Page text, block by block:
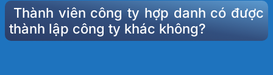
Thành viên công ty hợp danh có được
thành lập công ty khác không?